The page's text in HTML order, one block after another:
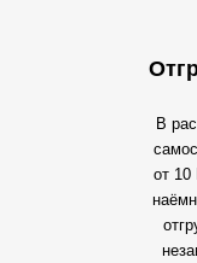
В
от 10